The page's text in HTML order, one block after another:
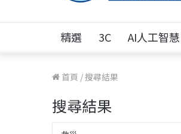
精選 3C AI人工智慧
首頁 /搜尋結果
搜尋結果